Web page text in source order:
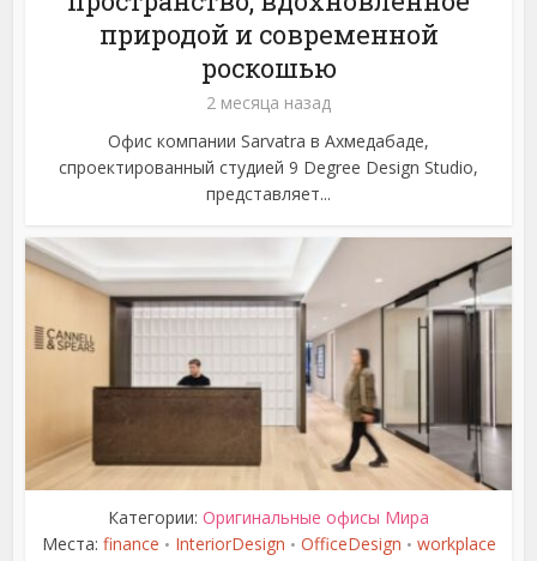
природой и современной
роскошью
2 месяца назад
Офис компании Sarvatra в Ахмедабаде,
спроектированный студией 9 Degree Design Studio,
представляет...
Категории: Оригинальные офисы Мира
Места: finance • InteriorDesign • OfficeDesign • workplace